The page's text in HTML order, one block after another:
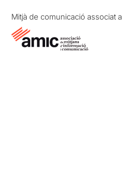
Mitjà de comunicació associat a